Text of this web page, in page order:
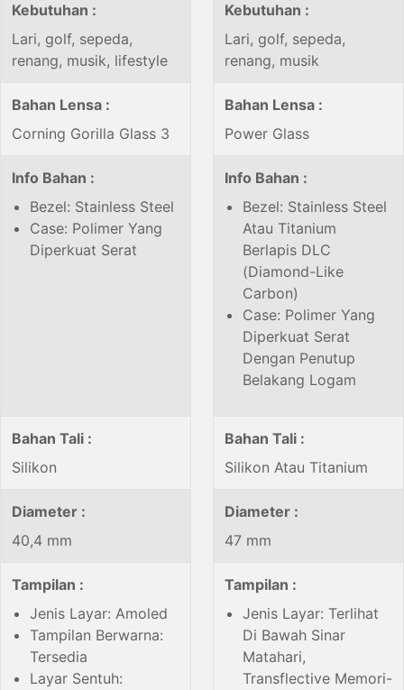
Kebutuhan :
Lari, golf, sepeda,
renang, musik, lifestyle
Kebutuhan :
Lari, golf, sepeda,
renang, musik
Bahan Lensa :
Corning Gorilla Glass 3
Bahan Lensa :
Power Glass
Info Bahan :
Bezel: Stainless Steel
Case: Polimer Yang
Diperkuat Serat
Info Bahan :
Bezel: Stainless Steel
Atau Titanium
Berlapis DLC
(Diamond-Like
Carbon)
Case: Polimer Yang
Diperkuat Serat
Dengan Penutup
Belakang Logam
Bahan Tali :
Silikon
Bahan Tali :
Silikon Atau Titanium
Diameter :
40,4 mm
Diameter :
47 mm
Tampilan :
Jenis Layar: Amoled
Tampilan Berwarna:
Tersedia
Layar Sentuh:
Tampilan :
Jenis Layar: Terlihat
Di Bawah Sinar
Matahari,
Transflective Memori-